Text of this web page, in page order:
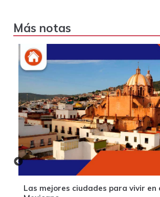
Más notas
Las mejores ciudades para vivir en